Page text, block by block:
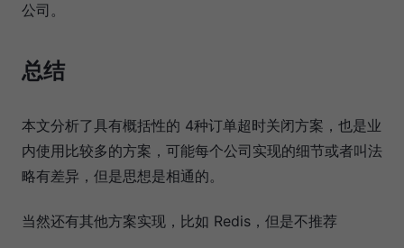
公司。
总结
本文分析了具有概括性的 4种订单超时关闭方案，也是业
内使用比较多的方案，可能每个公司实现的细节或者叫法
略有差异，但是思想是相通的。
当然还有其他方案实现，比如 Redis，但是不推荐